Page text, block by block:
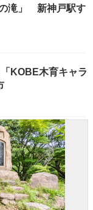
滝」 新神戸駅す
KOBE木育キャラ